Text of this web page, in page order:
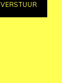
VERSTUUR